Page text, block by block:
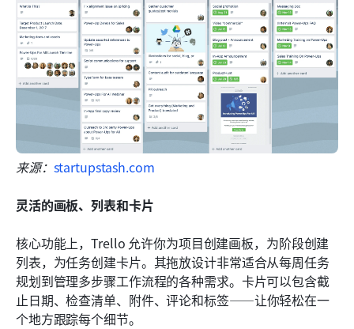
来源： startupstash.com
灵活的画板、列表和卡片
核心功能上，Trello 允许你为项目创建画板，为阶段创建
列表，为任务创建卡片。其拖放设计非常适合从每周任务
规划到管理多步骤工作流程的各种需求。卡片可以包含截
止日期、检查清单、附件、评论和标签——让你轻松在一
个地方跟踪每个细节。